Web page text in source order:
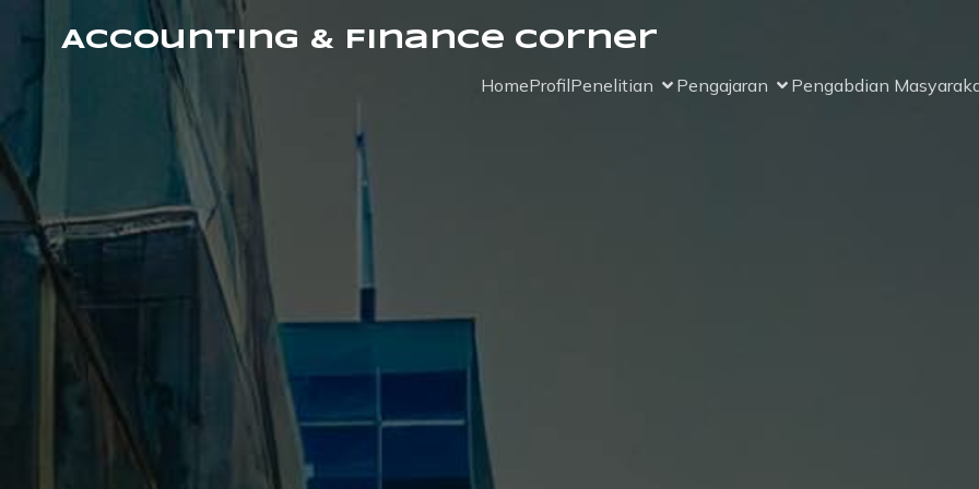
Accounting & Finance Corner
HomeProfilPenelitian Pengajaran Pengabdian